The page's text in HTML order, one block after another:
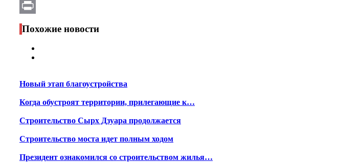
Email
Print
Похожие новости
Новый этап благоустройства
Когда обустроят территории, прилегающие к…
Строительство Сырх Дзуара продолжается
Строительство моста идет полным ходом
Президент ознакомился со строительством жилья…